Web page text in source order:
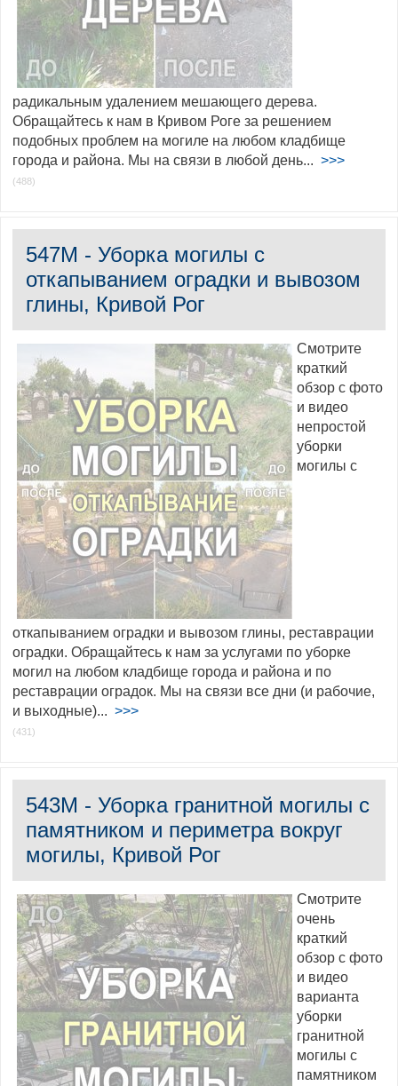
радикальным удалением мешающего дерева.
Обращайтесь к нам в Кривом Роге за решением
подобных проблем на могиле на любом кладбище
города и района. Мы на связи в любой день... >>>
(488)
547M - Уборка могилы с
откапыванием оградки и вывозом
глины, Кривой Рог
Смотрите
краткий
обзор с фото
и видео
непростой
уборки
могилы с
откапыванием оградки и вывозом глины, реставрации
оградки. Обращайтесь к нам за услугами по уборке
могил на любом кладбище города и района и по
реставрации оградок. Мы на связи все дни (и рабочие,
и выходные)... >>>
(431)
543M - Уборка гранитной могилы с
памятником и периметра вокруг
могилы, Кривой Рог
Смотрите
очень
краткий
обзор с фото
и видео
варианта
уборки
гранитной
могилы с
памятником